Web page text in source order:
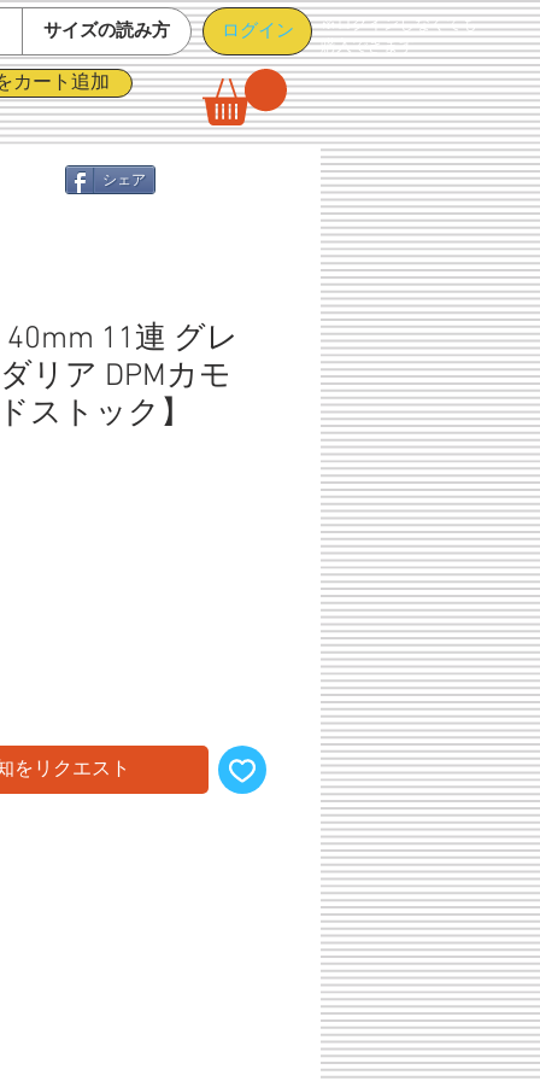
サイズの読み方
カート追加
ログイン
※ログインしなくても
購入できます
11連 グレ
リア DPMカモ
ストック】
をリクエスト
シェア